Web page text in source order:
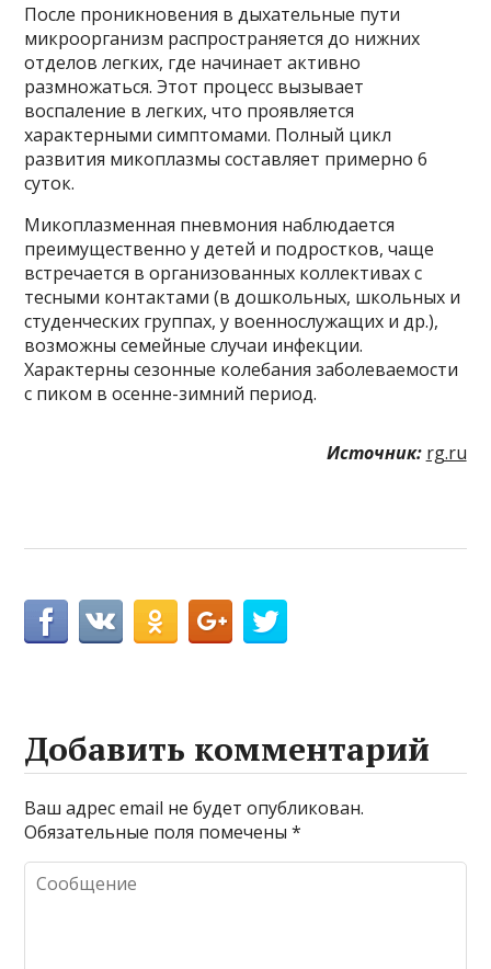
После проникновения в дыхательные пути
микроорганизм распространяется до нижних
отделов легких, где начинает активно
размножаться. Этот процесс вызывает
воспаление в легких, что проявляется
характерными симптомами. Полный цикл
развития микоплазмы составляет примерно 6
суток.
Микоплазменная пневмония наблюдается
преимущественно у детей и подростков, чаще
встречается в организованных коллективах с
тесными контактами (в дошкольных, школьных и
студенческих группах, у военнослужащих и др.),
возможны семейные случаи инфекции.
Характерны сезонные колебания заболеваемости
с пиком в осенне-зимний период.
Источник: rg.ru
Добавить комментарий
Ваш адрес email не будет опубликован.
Обязательные поля помечены*